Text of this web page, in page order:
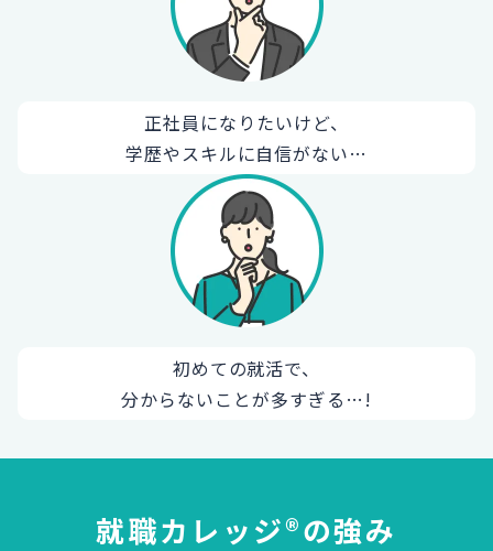
正社員になりたいけど、
学歴やスキルに自信がない…
初めての就活で、
分からないことが多すぎる…!
就職カレッジ®の強み